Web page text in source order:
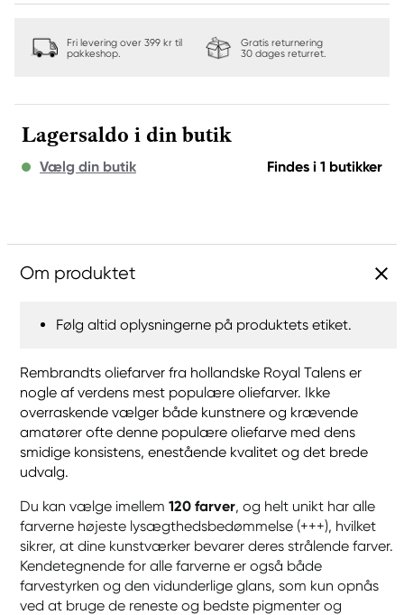
Fri levering over 399 kr til
pakkeshop.
Gratis returnering
30 dages returret.
Lagersaldo i din butik
Vælg din butik Findes i 1 butikker
Om produktet
Følg altid oplysningerne på produktets etiket.
Rembrandts oliefarver fra hollandske Royal Talens er
nogle af verdens mest populære oliefarver. Ikke
overraskende vælger både kunstnere og krævende
amatører ofte denne populære oliefarve med dens
smidige konsistens, enestående kvalitet og det brede
udvalg.
Du kan vælge imellem 120 farver, og helt unikt har alle
farverne højeste lysægthedsbedømmelse (+++), hvilket
sikrer, at dine kunstværker bevarer deres strålende farver.
Kendetegnende for alle farverne er også både
farvestyrken og den vidunderlige glans, som kun opnås
ved at bruge de reneste og bedste pigmenter og